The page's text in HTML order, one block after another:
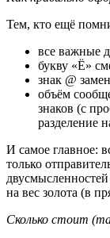
Тем, кто ещё
все важные
букву «Ё»
знак @
объём
знаков (с
разделение
И самое главное:
только
на вес золота (в
Сколько стоит